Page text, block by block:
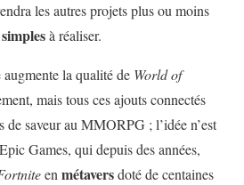
les autres projets plus ou moins
à réaliser.
la qualité de World of
mais tous ces ajouts connectés
de saveur au MMORPG ; l’idée n’est
Games, qui depuis des années,
en métaversdoté de centaines